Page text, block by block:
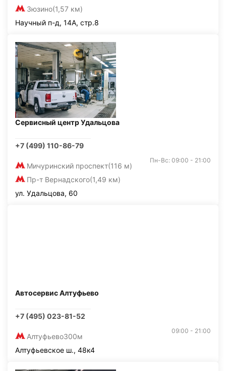
Зюзино(1,57 км)
Научный п-д, 14А, стр.8
Сервисный центр Удальцова
+7 (499) 110-86-79
Мичуринский проспект(116 м)
Пр-т Вернадского(1,49 км)
Пн-Вс: 09:00 - 21:00
ул. Удальцова, 60
Автосервис Алтуфьево
+7 (495) 023-81-52
Алтуфьево300м
09:00 - 21:00
Алтуфьевское ш., 48к4